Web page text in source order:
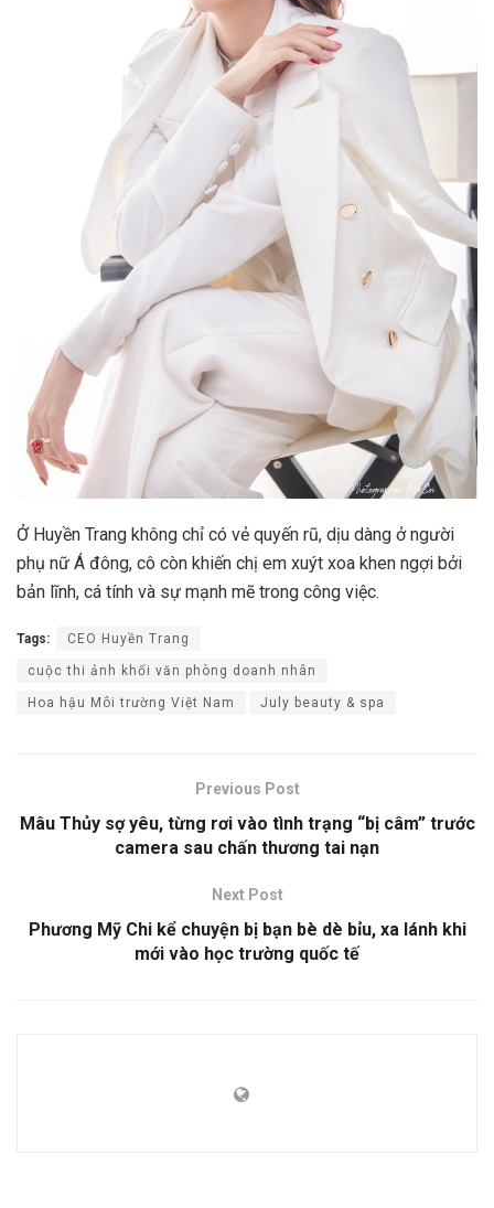
Ở Huyền Trang không chỉ có vẻ quyến rũ, dịu dàng ở người
phụ nữ Á đông, cô còn khiến chị em xuýt xoa khen ngợi bởi
bản lĩnh, cá tính và sự mạnh mẽ trong công việc.
Tags: CEO Huyền Trang
cuộc thi ảnh khối văn phòng doanh nhân
Hoa hậu Môi trường Việt Nam July beauty & spa
Previous Post
Mâu Thủy sợ yêu, từng rơi vào tình trạng “bị câm” trước
camera sau chấn thương tai nạn
Next Post
Phương Mỹ Chi kể chuyện bị bạn bè dè bỉu, xa lánh khi
mới vào học trường quốc tế